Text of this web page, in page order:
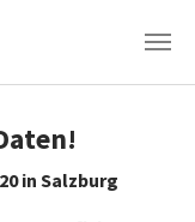
in Salzburg